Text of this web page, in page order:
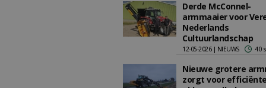
Derde McConnel-
armmaaier voor
Nederlands
Cultuurlandschap
12-05-2026 | NIEUWS 40
Nieuwe grotere
zorgt voor